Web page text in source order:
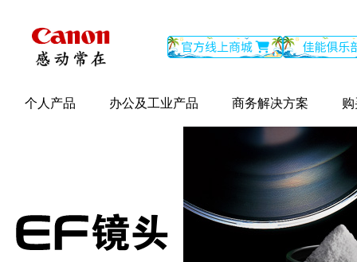
个人产品 办公及工业产品 商务解决方案